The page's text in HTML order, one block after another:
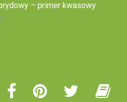
– primer kwasowy